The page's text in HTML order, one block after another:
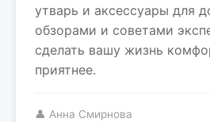
утварь и аксессуары для
обзорами и советами
сделать вашу жизнь
приятнее.
👤 Анна Смирнова